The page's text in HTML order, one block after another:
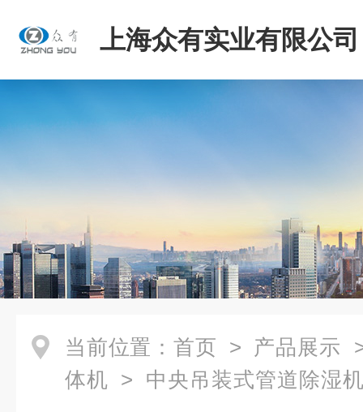
上海众有实业有限公司
当前位置： 首页 > 产品展示
体机 > 中央吊装式管道除湿